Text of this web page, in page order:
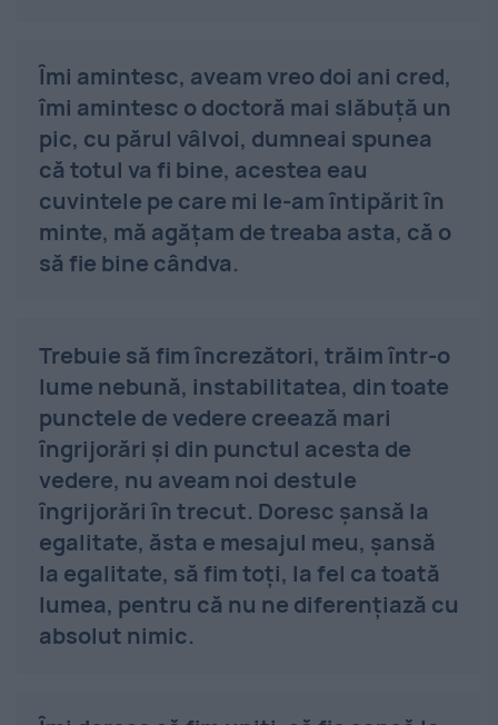
Îmi amintesc, aveam vreo doi ani cred,
îmi amintesc o doctoră mai slăbuţă un
pic, cu părul vâlvoi, dumneai spunea
că totul va fi bine, acestea eau
cuvintele pe care mi le-am întipărit în
minte, mă agăţam de treaba asta, că o
să fie bine cândva.
Trebuie să fim încrezători, trăim într-o
lume nebună, instabilitatea, din toate
punctele de vedere creează mari
îngrijorări şi din punctul acesta de
vedere, nu aveam noi destule
îngrijorări în trecut. Doresc şansă la
egalitate, ăsta e mesajul meu, şansă
la egalitate, să fim toţi, la fel ca toată
lumea, pentru că nu ne diferenţiază cu
absolut nimic.